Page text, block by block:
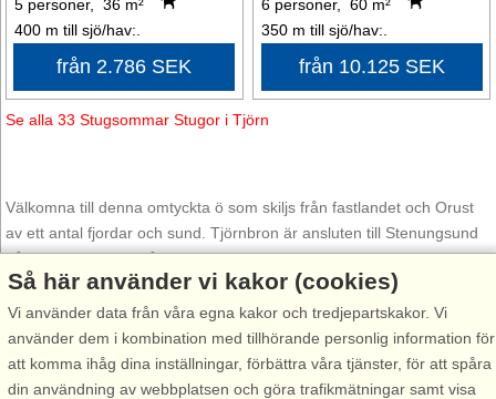
5 personer, 36 m²
400 m till sjö/hav:.
från 2.786 SEK
6 personer, 60 m²
350 m till sjö/hav:.
från 10.125 SEK
Se alla 33 Stugsommar Stugor i Tjörn
Välkomna till denna omtyckta ö som skiljs från fastlandet och Orust
av ett antal fjordar och sund. Tjörnbron är ansluten till Stenungsund
på fastlandet och Skåpesundsbron till Orust i norr. Hit kommer folk
för att ha en riktigt härlig vistelse, koppla av, äta gott och uppleva de
många smultronställen som finns både på och runt omkring Tjörn.
Från utsiktsplatsen Tjörnehuvud i Rönnäng ser du den lilla ön Åstol
med sina vita trähus omgivna av karga klippor som reser sig ur
Så här använder vi kakor (cookies)
Vi använder data från våra egna kakor och tredjepartskakor. Vi
använder dem i kombination med tillhörande personlig information för
att komma ihåg dina inställningar, förbättra våra tjänster, för att spåra
din användning av webbplatsen och göra trafikmätningar samt visa